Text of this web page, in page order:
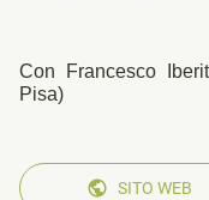
Con Francesco
Pisa)
SITO WEB